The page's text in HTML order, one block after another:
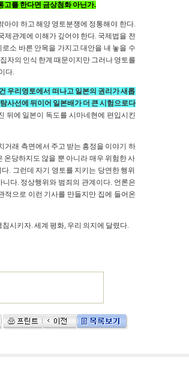
고를 한다면 금상첨화 아닌가.
야 하고 해양 영토분쟁에 정통해야 한다.
제관계에 이해가 깊어야 한다. 국제법을 전
소 바른 안목을 가지고 대안을 내 놓을 수
자의 인식 한계 때문이지만 그러나 영토를
다.
우리영토에서 떠나고 일본의 권리가 새롭
사선에 뒤이어 일본배가 더 큰 시험으로다
뒤에 일본이 독도를 시마네현에 편입시킨
거래 측면에서 주고 받는 흥정을 이야기 하
온당하지도 않을 뿐 아니라 매우 위험한 사
. 그런데 자기 영토를 지키는 당연한 행위
다. 정상행위와 범죄의 관계이다. 언론은
적으로 이런 기사를 만들지만 집에 들어온
시키자. 세계 평화, 우리 의지에 달렸다.